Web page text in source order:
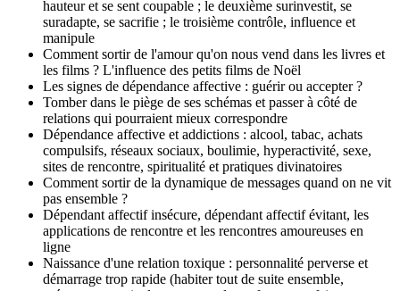
hauteur et se sent coupable ; le deuxième surinvestit, se
suradapte, se sacrifie ; le troisième contrôle, influence et
manipule
Comment sortir de l'amour qu'on nous vend dans les livres et
les films ? L'influence des petits films de Noël
Les signes de dépendance affective : guérir ou accepter ?
Tomber dans le piège de ses schémas et passer à côté de
relations qui pourraient mieux correspondre
Dépendance affective et addictions : alcool, tabac, achats
compulsifs, réseaux sociaux, boulimie, hyperactivité, sexe,
sites de rencontre, spiritualité et pratiques divinatoires
Comment sortir de la dynamique de messages quand on ne vit
pas ensemble ?
Dépendant affectif insécure, dépendant affectif évitant, les
applications de rencontre et les rencontres amoureuses en
ligne
Naissance d'une relation toxique : personnalité perverse et
démarrage trop rapide (habiter tout de suite ensemble,